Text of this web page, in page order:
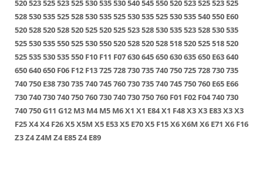
520523525523525530535530540545550520523525523525
528530535525528530535525530535525530535540550 E60
520528520528520525520525523528530535523528530535
525530535550525530550520528520528518520525518520
525535530535550 F10 F11 F07630645650630635650 E63640
650640650 F06 F12 F13725728730735740750725728730735
740750 E38730735740745760730735740745750760 E65 E66
730740730740750760730740730750760 F01 F02 F04740730
740750G11 G12 M3 M4 M5 M6X1 X1 E84X1 F48X3X3 E83X3X3
F25X4X4 F26X5X5M X5 E53X5 E70X5 F15X6X6M X6 E71 X6 F16
Z3Z4Z4M Z4 E85Z4 E89